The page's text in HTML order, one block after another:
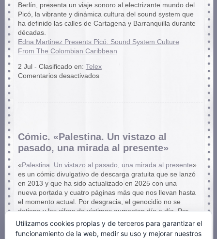
Berlín, presenta un viaje sonoro al electrizante mundo del
Picó, la vibrante y dinámica cultura del sound system que
ha definido las calles de Cartagena y Barranquilla durante
décadas.
Edna Martinez Presents Picó: Sound System Culture
From The Colombian Caribbean
2 Jul - Clasificado en: Telex
Comentarios desactivadosen
Presents
Cómic. «Palestina. Un vistazo al
pasado, una mirada al presente»
«Palestina. Un vistazo al pasado, una mirada al presente»
es un cómic divulgativo de descarga gratuita que se lanzó
en 2013 y que ha sido actualizado en 2025 con una
nueva portada y cuatro páginas más que nos llevan hasta
el momento actual. Por desgracia, el genocidio no se
detiene y las cifras de víctimas aumentan día a día. Por
ello, el autor (Bernardo Vergara) a añadido una adenda
en la que explica que está destinado a quedar
Utilizamos cookies propias y de terceros para garantizar el
funcionamiento de la web, medir su uso y mejorar nuestros